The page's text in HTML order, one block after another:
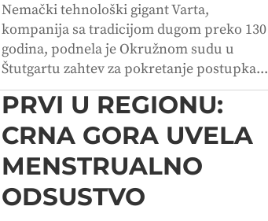
Nemački tehnološki gigant Varta,
kompanija sa tradicijom dugom preko 130
godina, podnela je Okružnom sudu u
Štutgartu zahtev za pokretanje postupka...
PRVI U REGIONU:
CRNA GORA UVELA
MENSTRUALNO
ODSUSTVO